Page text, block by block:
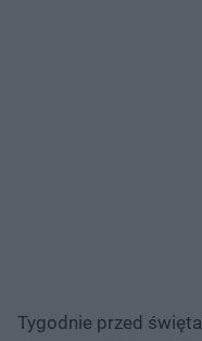
Tygodnie przed